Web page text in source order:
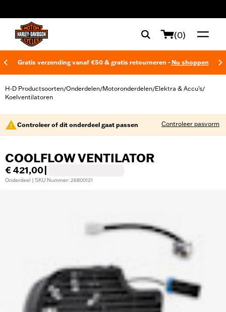
(0)
Gratis verzending vanaf €50 & gratis retourneren - Nu shoppen
H-D Productsoorten/Onderdelen/Motoronderdelen/Elektra & Accu’s/
Koelventilatoren
Controleer of dit onderdeel gaat passen Controleer pasvorm
COOLFLOW VENTILATOR
€ 421,00
Onderdeel | SKU Nummer: 26800121